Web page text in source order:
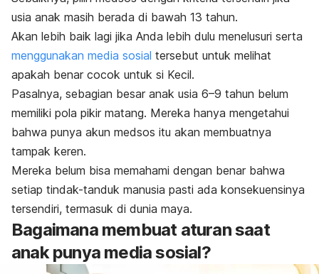
usia anak masih berada di bawah 13 tahun.
Akan lebih baik lagi jika Anda lebih dulu menelusuri serta
menggunakan media sosial tersebut untuk melihat
apakah benar cocok untuk si Kecil.
Pasalnya, sebagian besar anak usia 6–9 tahun belum
memiliki pola pikir matang. Mereka hanya mengetahui
bahwa punya akun medsos itu akan membuatnya
tampak keren.
Mereka belum bisa memahami dengan benar bahwa
setiap tindak-tanduk manusia pasti ada konsekuensinya
tersendiri, termasuk di dunia maya.
Bagaimana membuat aturan saat
anak punya media sosial?